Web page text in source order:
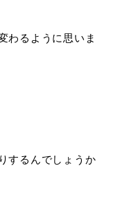
わるように思いま
するんでしょうか